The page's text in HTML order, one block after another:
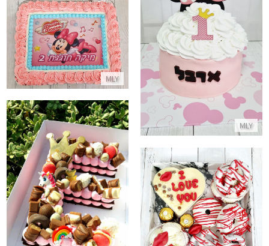
MLY
עוגת סמאש קייק בעיצוב מיני מאוס
התקשר/י
MLY
עוגת מיני מאוס מלבנית לגן
התקשר/י
עוגת אותיות חד קרן
התקשר/י מארז מתוקים לולנטיין
התקשר/י